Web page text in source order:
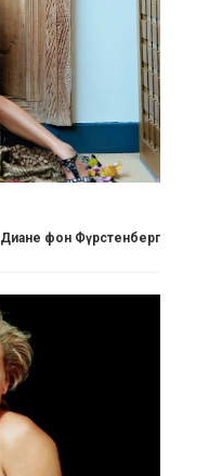
Диане фон Фүрстенберг